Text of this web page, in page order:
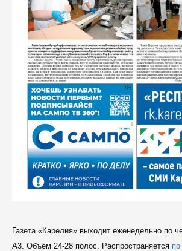
Газета «Карелия» выходит еженедельно по
A3. Объем 24-28 полос. Распространяется